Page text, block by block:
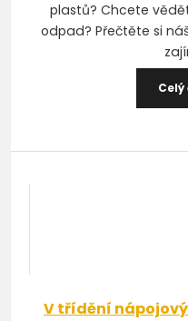
plastů? Chcete
odpad? Přečtěte si
V třídění